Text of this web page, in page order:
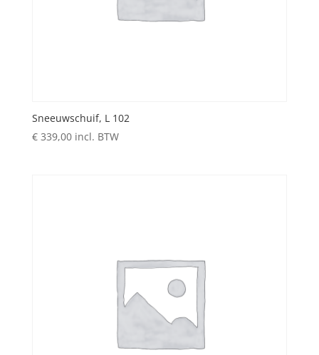
Sneeuwschuif, L 102
€339,00 incl. BTW